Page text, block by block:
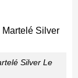
Silver Le